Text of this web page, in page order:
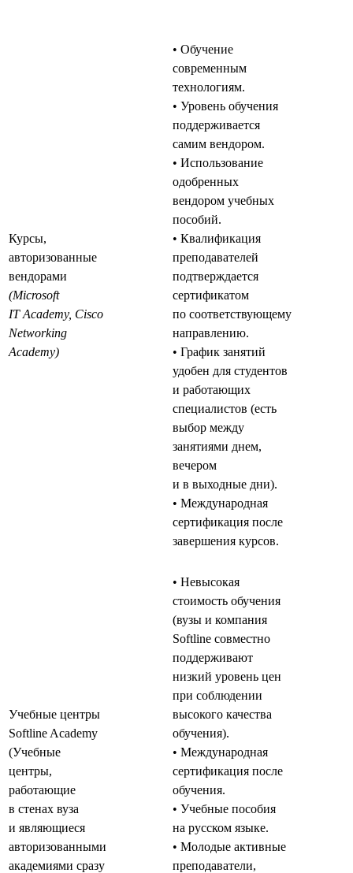
Курсы,
авторизованные
вендорами
(Microsoft
IT Academy, Cisco
Networking
Academy)
• Обучение
современным
технологиям.
• Уровень обучения
поддерживается
самим вендором.
• Использование
одобренных
вендором учебных
пособий.
• Квалификация
преподавателей
подтверждается
сертификатом
по соответствующему
направлению.
• График занятий
удобен для студентов
и работающих
специалистов (есть
выбор между
занятиями днем,
вечером
и в выходные дни).
• Международная
сертификация после
завершения курсов.
Учебные центры
Softline Academy
(Учебные
центры,
работающие
в стенах вуза
и являющиеся
авторизованными
академиями сразу
• Невысокая
стоимость обучения
(вузы и компания
Softline совместно
поддерживают
низкий уровень цен
при соблюдении
высокого качества
обучения).
• Международная
сертификация после
обучения.
• Учебные пособия
на русском языке.
• Молодые активные
преподаватели,